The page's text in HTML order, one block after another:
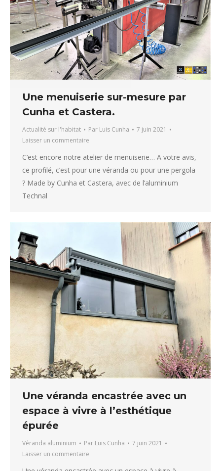
Une menuiserie sur-mesure par
Cunha et Castera.
Actualité sur l'habitat Par Luis Cunha
7 juin 2021
Laisser un commentaire
C’est encore notre atelier de menuiserie… A votre avis,
ce profilé, c’est pour une véranda ou pour une pergola
? Made by Cunha et Castera, avec de l’aluminium
Technal
Une véranda encastrée avec un
espace à vivre à l’esthétique
épurée
Véranda aluminium Par Luis Cunha
7 juin 2021
Laisser un commentaire